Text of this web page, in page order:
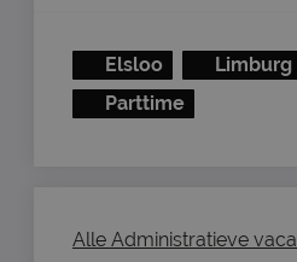
Elsloo Limburg
Parttime
Alle Administratieve